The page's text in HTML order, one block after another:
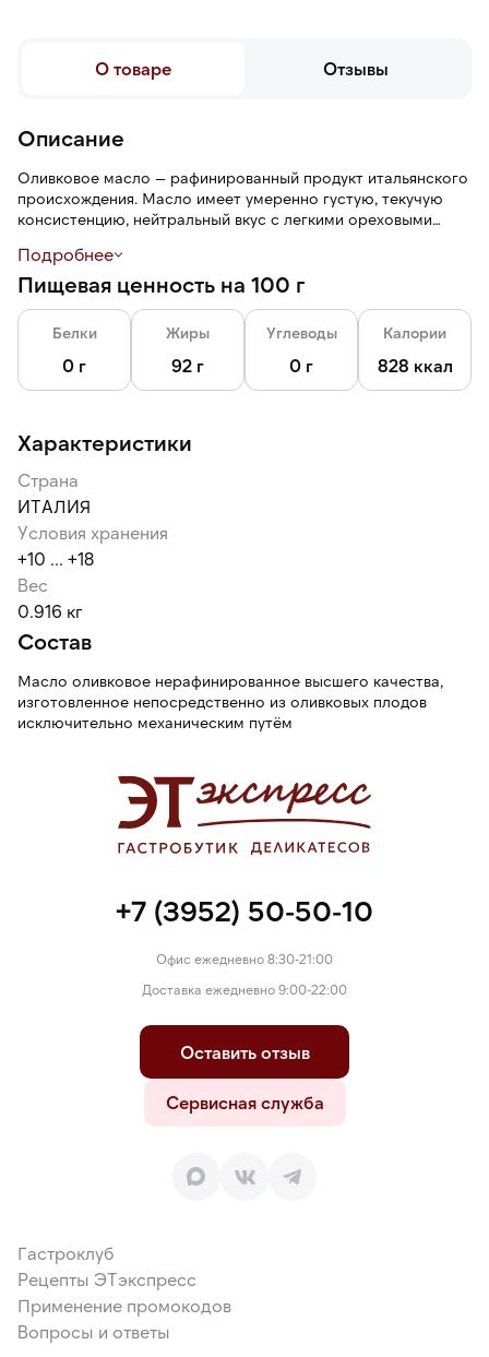
О товаре Отзывы
Описание
Оливковое масло — рафинированный продукт итальянского
происхождения. Масло имеет умеренно густую, текучую
консистенцию, нейтральный вкус с легкими ореховыми
Extra Virgin — оливковое масло высшего качества,
получаемое механическим способом холодного отжима
(без химии и высокой температуры) из свежих оливок.
Подробнее
Пищевая ценность на 100 г
Белки
0 г
Жиры
92 г
Углеводы
0 г
Калории
828 ккал
Характеристики
Страна
ИТАЛИЯ
Условия хранения
+10 ... +18
Вес
0.916 кг
Состав
Масло оливковое нерафинированное высшего качества,
изготовленное непосредственно из оливковых плодов
исключительно механическим путём
+7 (3952) 50-50-10
Офис ежедневно 8:30-21:00
Доставка ежедневно 9:00-22:00
Оставить отзыв
Сервисная служба
Гастроклуб
Рецепты ЭТэкспресс
Применение промокодов
Вопросы и ответы